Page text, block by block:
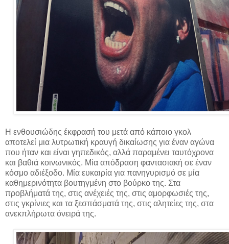
Η ενθουσιώδης έκφρασή του μετά από κάποιο γκολ
αποτελεί μια λυτρωτική κραυγή δικαίωσης για έναν αγώνα
που ήταν και είναι γηπεδικός, αλλά παραμένει ταυτόχρονα
και βαθιά κοινωνικός. Μία απόδραση φαντασιακή σε έναν
κόσμο αδιέξοδο. Μία ευκαιρία για πανηγυρισμό σε μία
καθημερινότητα βουτηγμένη στο βούρκο της. Στα
προβλήματά της, στις ανέχειές της, στις αμορφωσιές της,
στις γκρίνιες και τα ξεσπάσματά της, στις αλητείες της, στα
ανεκπλήρωτα όνειρά της.